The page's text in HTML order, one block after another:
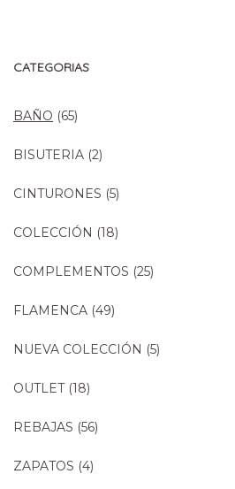
CATEGORIAS
BAÑO (65)
BISUTERIA (2)
CINTURONES (5)
COLECCIÓN (18)
COMPLEMENTOS (25)
FLAMENCA (49)
NUEVA COLECCIÓN (5)
OUTLET (18)
REBAJAS (56)
ZAPATOS (4)